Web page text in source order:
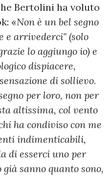
Bertolini ha voluto
«Non è un bel segno
e arrivederci" (solo
lo aggiungo io) e
dispiacere,
di sollievo.
per loro, non per
altissima, col vento
ha condiviso con me
indimenticabili,
di esserci uno per
sanno quanto sono,